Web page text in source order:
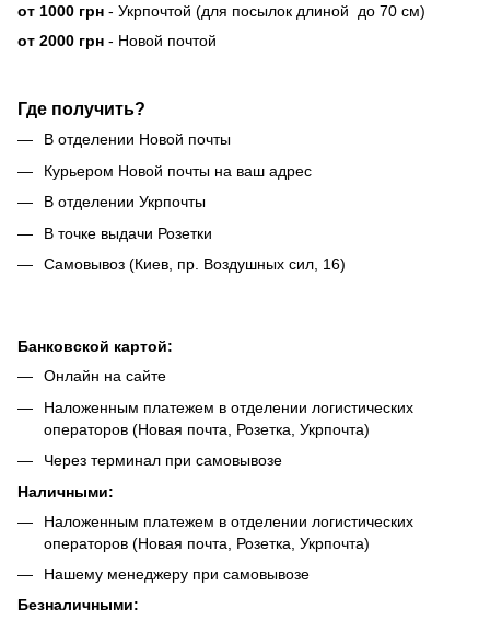
от 1000 грн - Укрпочтой (для посылок длиной до 70 см)
от 2000 грн - Новой почтой
Где получить?
В отделении Новой почты
Курьером Новой почты на ваш адрес
В отделении Укрпочты
В точке выдачи Розетки
Самовывоз (Киев, пр. Воздушных сил, 16)
Банковской картой:
Онлайн на сайте
Наложенным платежем в отделении логистических
операторов (Новая почта, Розетка, Укрпочта)
Через терминал при самовывозе
Наличными:
Наложенным платежем в отделении логистических
операторов (Новая почта, Розетка, Укрпочта)
Нашему менеджеру при самовывозе
Безналичными: